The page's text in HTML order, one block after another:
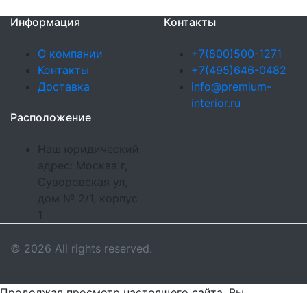
Информация
О компании
Контакты
Доставка
Контакты
+7(800)500-1271
+7(495)646-0482
info@premium-
interior.ru
Расположение
Наш юридический
адрес: Москва г,
Суворовская ул,
дом № 2/1, корпус
© 2026 All rights reserved.